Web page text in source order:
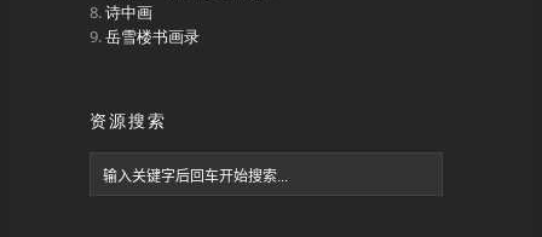
诗中画
岳雪楼书画录
资源搜索